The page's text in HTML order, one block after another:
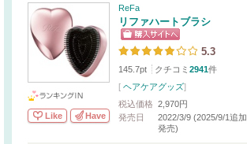
Like Have
ReFa
リファハートブラシ
5.3
145.7pt クチコミ 2941件
[ ヘアケアグッズ]
税込価格 2,970円
発売日
2022/3/9 (2025/9/1追加
発売)